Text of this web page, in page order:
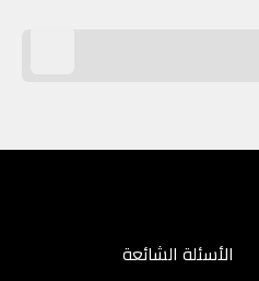
الأسئلة الشائعة